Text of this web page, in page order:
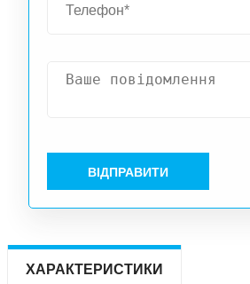
ВІДПРАВИТИ
ХАРАКТЕРИСТИКИ